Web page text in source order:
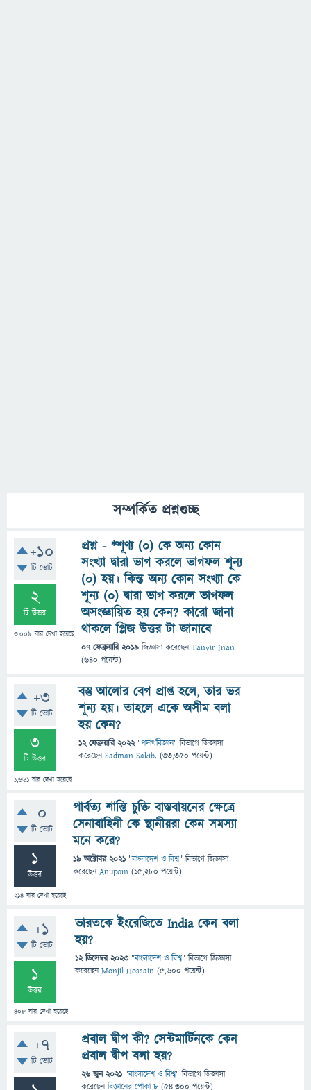
সম্পর্কিত প্রশ্নগুচ্ছ
+10
টি ভোট
2
টি উত্তর
3,009 বার দেখা হয়েছে
প্রশ্ন - *শূণ্য (0) কে অন্য কোন
সংখ্যা দ্বারা ভাগ করলে ভাগফল শূন্য
(0) হয়। কিন্ত অন্য কোন সংখ্যা কে
শূন্য (0) দ্বারা ভাগ করলে ভাগফল
অসংজ্ঞায়িত হয় কেন? কারো জানা
থাকলে প্লিজ উত্তর টা জানাবে
07 ফেব্রুয়ারি 2019 জিজ্ঞাসাকরেছেনTanvir Inan
(640 পয়েন্ট)
+3
টি ভোট
3
টি উত্তর
1,661 বার দেখা হয়েছে
বস্তু আলোর বেগ প্রাপ্ত হলে, তার ভর
শূন্য হয়। তাহলে একে অসীম বলা
হয় কেন?
12 ফেব্রুয়ারি 2022 "পদার্থবিজ্ঞান" বিভাগে জিজ্ঞাসা
করেছেনSadman Sakib. (33,350 পয়েন্ট)
0
টি ভোট
1
উত্তর
214 বার দেখা হয়েছে
পার্বত্য শান্তি চুক্তি বাস্তবায়নের ক্ষেত্রে
সেনাবাহিনী কে স্থানীয়রা কেন সমস্যা
মনে করে?
19 অক্টোবর 2021 "বাংলাদেশ ও বিশ্ব" বিভাগে জিজ্ঞাসা
করেছেনAnupom (15,280 পয়েন্ট)
+1
টি ভোট
1
উত্তর
408 বার দেখা হয়েছে
ভারতকে ইংরেজিতে India কেন বলা
হয়?
12 ডিসেম্বর 2023 "বাংলাদেশ ও বিশ্ব" বিভাগে জিজ্ঞাসা
করেছেনMonjil Hossain (5,600 পয়েন্ট)
+7
টি ভোট
প্রবাল দ্বীপ কী? সেন্টমার্টিনকে কেন
প্রবাল দ্বীপ বলা হয়?
26 জুন 2021 "বাংলাদেশ ও বিশ্ব" বিভাগে জিজ্ঞাসা
করেছেনবিজ্ঞানের পোকা ৮ (54,300 পয়েন্ট)